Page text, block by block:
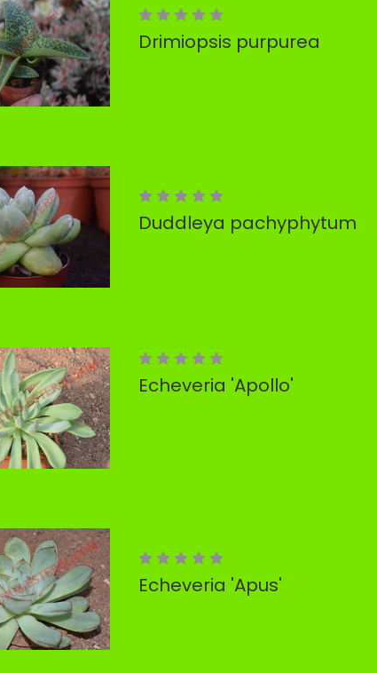
Drimiopsis purpurea
Duddleya pachyphytum
Echeveria 'Apollo'
Echeveria 'Apus'